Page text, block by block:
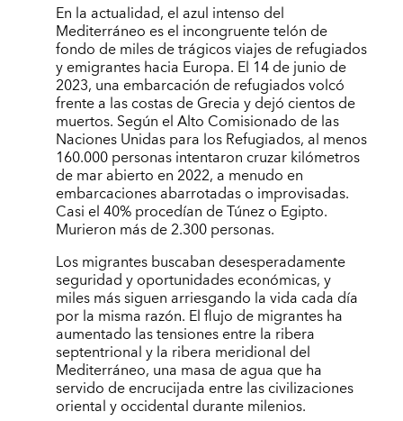
En la actualidad, el azul intenso del
Mediterráneo es el incongruente telón de
fondo de miles de trágicos viajes de refugiados
y emigrantes hacia Europa. El 14 de junio de
2023, una embarcación de refugiados volcó
frente a las costas de Grecia y dejó cientos de
muertos. Según el Alto Comisionado de las
Naciones Unidas para los Refugiados, al menos
160.000 personas intentaron cruzar kilómetros
de mar abierto en 2022, a menudo en
embarcaciones abarrotadas o improvisadas.
Casi el 40% procedían de Túnez o Egipto.
Murieron más de 2.300 personas.
Los migrantes buscaban desesperadamente
seguridad y oportunidades económicas, y
miles más siguen arriesgando la vida cada día
por la misma razón. El flujo de migrantes ha
aumentado las tensiones entre la ribera
septentrional y la ribera meridional del
Mediterráneo, una masa de agua que ha
servido de encrucijada entre las civilizaciones
oriental y occidental durante milenios.